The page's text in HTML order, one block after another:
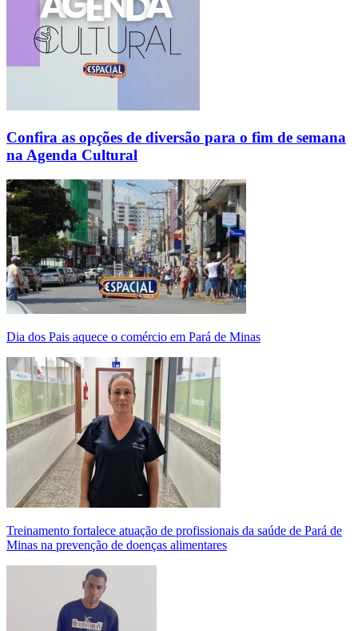
Confira as opções de diversão para o fim de semana
na Agenda Cultural
Dia dos Pais aquece o comércio em Pará de Minas
Treinamento fortalece atuação de profissionais da saúde de Pará de
Minas na prevenção de doenças alimentares